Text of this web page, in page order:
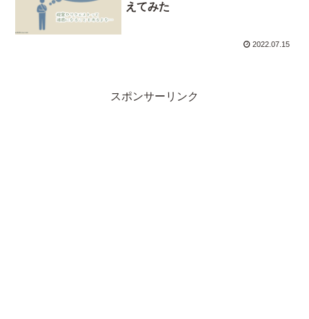
えてみた
2022.07.15
スポンサーリンク